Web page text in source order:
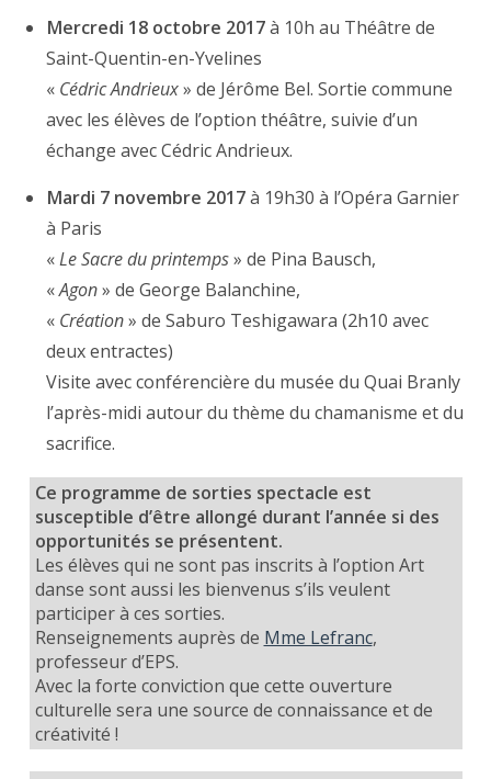
Mercredi 18 octobre 2017à 10h au Théâtre de
Saint-Quentin-en-Yvelines
« Cédric Andrieux» de Jérôme Bel. Sortie commune
avec les élèves de l’option théâtre, suivie d’un
échange avec Cédric Andrieux.
Mardi 7 novembre 2017à 19h30 à l’Opéra Garnier
à Paris
«Le Sacre du printemps» de Pina Bausch,
«Agon» de George Balanchine,
« Création» de Saburo Teshigawara (2h10 avec
deux entractes)
Visite avec conférencière du musée du Quai Branly
l’après-midi autour du thème du chamanisme et du
sacrifice.
Ce programme de sorties spectacle est
susceptible d’être allongé durant l’année si des
opportunités se présentent.
Les élèves qui ne sont pas inscrits à l’option Art
danse sont aussi les bienvenus s’ils veulent
participer à ces sorties.
Renseignements auprès de Mme Lefranc,
professeur d’EPS.
Avec la forte conviction que cette ouverture
culturelle sera une source de connaissance et de
créativité !